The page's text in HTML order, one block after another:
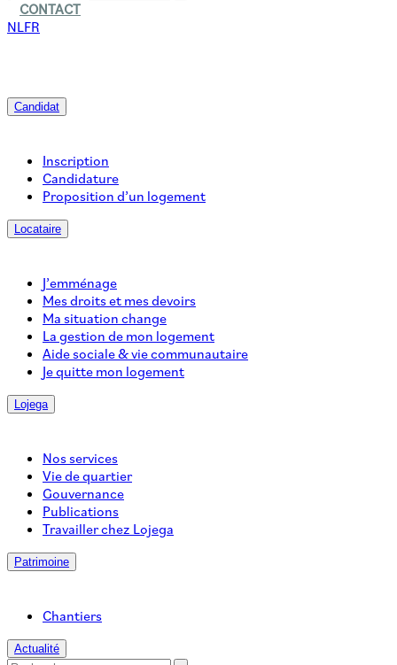
CONTACT
NLFR
Candidat
Inscription
Candidature
Proposition d’un logement
Locataire
J’emménage
Mes droits et mes devoirs
Ma situation change
La gestion de mon logement
Aide sociale & vie communautaire
Je quitte mon logement
Lojega
Nos services
Vie de quartier
Gouvernance
Publications
Travailler chez Lojega
Patrimoine
Chantiers
Actualité